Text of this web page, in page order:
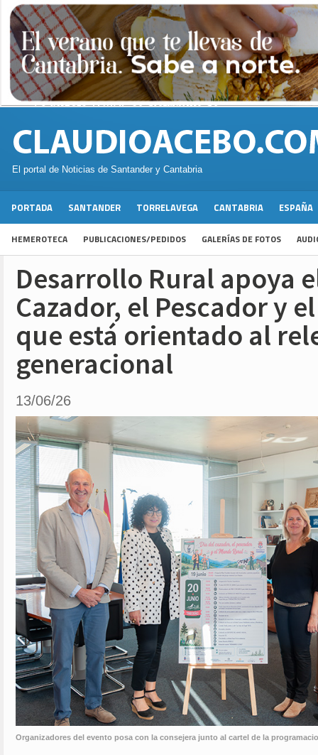
El portal de Noticias de Santander y Cantabria
PORTADA SANTANDER TORRELAVEGA CANTABRIA ESPAÑA
HEMEROTECA PUBLICACIONES/PEDIDOS GALERÍAS DE FOTOS
Desarrollo Rural apoya
Cazador, el Pescador y
que está orientado al
generacional
13/06/26
Organizadores del evento posa con la consejera junto al cartel de la